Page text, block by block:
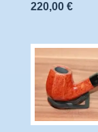
220,00 €